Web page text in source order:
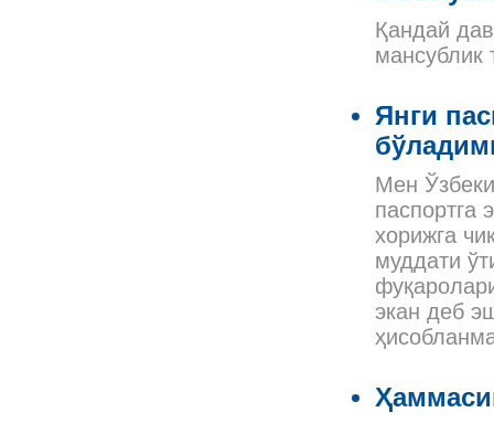
Қандай
мансублик
Янги
Мен
паспортга
хорижга
муддати
экан деб